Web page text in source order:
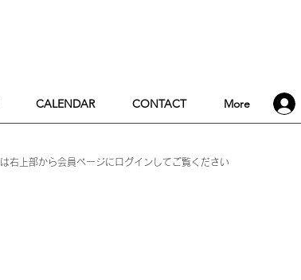
CALENDAR CONTACT More
は​右上部から会員ページにログインしてご覧ください